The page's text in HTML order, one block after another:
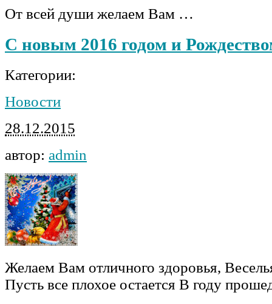
От всей души желаем Вам …
С новым 2016 годом и
Категории:
Новости
28.12.2015
автор: admin
Желаем Вам отличного здоровья,
Пусть все плохое остается В году